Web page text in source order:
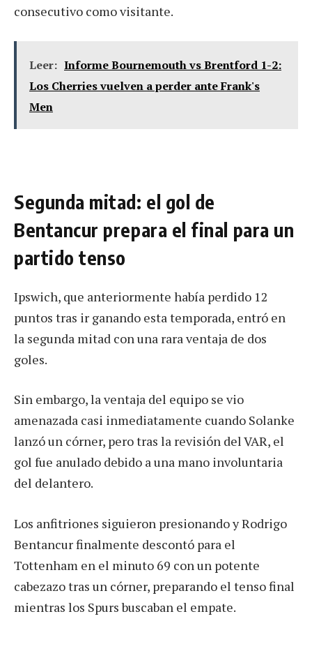
consecutivo como visitante.
Leer: Informe Bournemouth vs Brentford 1-2:
Los Cherries vuelven a perder ante Frank's
Men
Segunda mitad: el gol de
Bentancur prepara el final para un
partido tenso
Ipswich, que anteriormente había perdido 12
puntos tras ir ganando esta temporada, entró en
la segunda mitad con una rara ventaja de dos
goles.
Sin embargo, la ventaja del equipo se vio
amenazada casi inmediatamente cuando Solanke
lanzó un córner, pero tras la revisión del VAR, el
gol fue anulado debido a una mano involuntaria
del delantero.
Los anfitriones siguieron presionando y Rodrigo
Bentancur finalmente descontó para el
Tottenham en el minuto 69 con un potente
cabezazo tras un córner, preparando el tenso final
mientras los Spurs buscaban el empate.